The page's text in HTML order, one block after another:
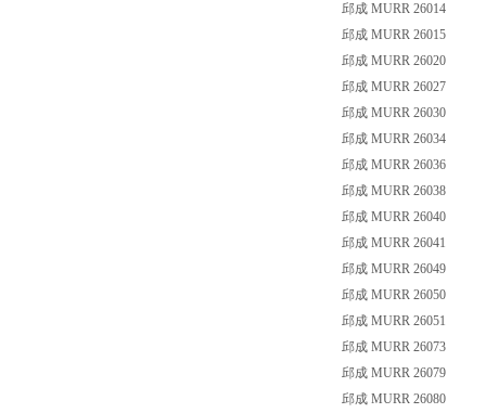
邱成 MURR 26014
邱成 MURR 26015
邱成 MURR 26020
邱成 MURR 26027
邱成 MURR 26030
邱成 MURR 26034
邱成 MURR 26036
邱成 MURR 26038
邱成 MURR 26040
邱成 MURR 26041
邱成 MURR 26049
邱成 MURR 26050
邱成 MURR 26051
邱成 MURR 26073
邱成 MURR 26079
邱成 MURR 26080